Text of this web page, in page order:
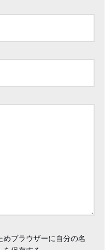
ブラウザーに自分の名